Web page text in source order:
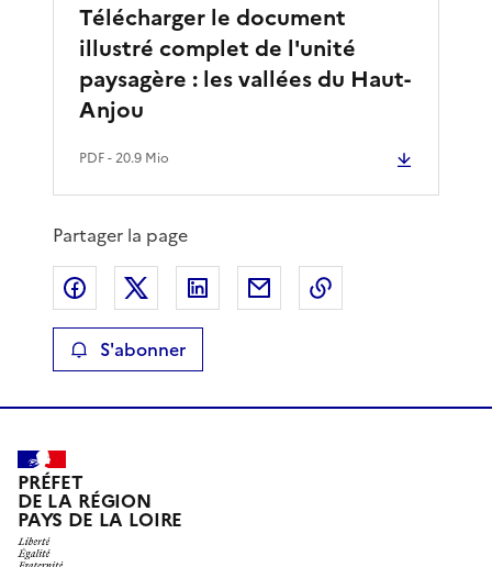
Télécharger le document
illustré complet de l'unité
paysagère : les vallées du Haut-
Anjou
PDF- 20.9 Mio
Partager la page
Partager sur Facebook
Partager sur XPartager sur LinkedIn
Partager par email
S'abonner
PRÉFET
DE LA RÉGION
PAYS DE LA LOIRE